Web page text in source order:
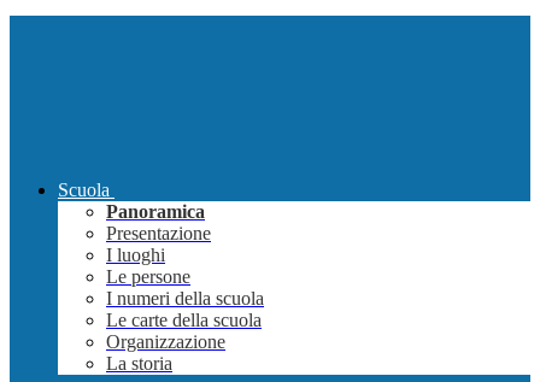
Scuola
Panoramica
Presentazione
I luoghi
Le persone
I numeri della scuola
Le carte della scuola
Organizzazione
La storia